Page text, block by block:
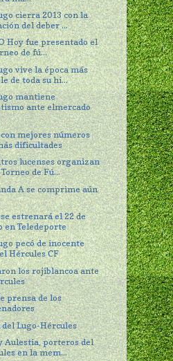
cierra 2013 con la
del deber ...
Hoy fue presentado el
de fú...
vive la época más
de toda su hi...
mantiene
ante elmercado
mejores números
dificultades
lucenses organizan
de Fú...
A se comprime aún
estrenará el 22 de
en Teledeporte
pecó de inocente
Hércules CF
los rojiblancoa ante
prensa de los
del Lugo-Hércules
Aulestia, porteros del
en la mem...